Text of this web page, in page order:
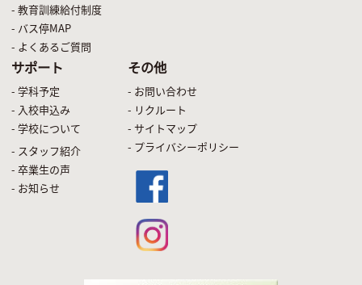
- 教育訓練給付制度
- バス停MAP
- よくあるご質問
サポート
- 学科予定
- 入校申込み
- 学校について
- スタッフ紹介
- 卒業生の声
- お知らせ
その他
- お問い合わせ
- リクルート
- サイトマップ
- プライバシーポリシー